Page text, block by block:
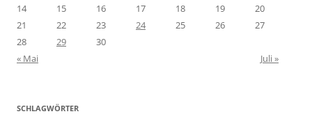
14
15 16 17 18 19
20
21
22 23 24 25 26
27
28
29
30
« Mai
Juli »
SCHLAGWÖRTER